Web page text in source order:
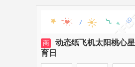
商
动态纸飞机太阳桃心
育日